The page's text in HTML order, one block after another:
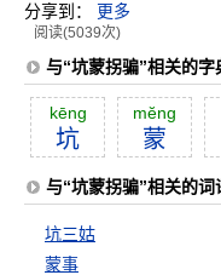
分享到： 更多
阅读(5039次)
与“坑蒙拐骗”相关的字
kēng
坑
mĕng
蒙
与“坑蒙拐骗”相关的词
坑三姑
蒙事